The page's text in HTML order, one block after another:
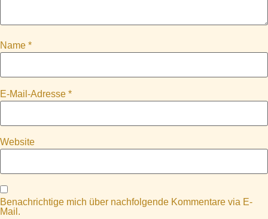
Name *
E-Mail-Adresse *
Website
Benachrichtige mich über nachfolgende Kommentare via E-
Mail.